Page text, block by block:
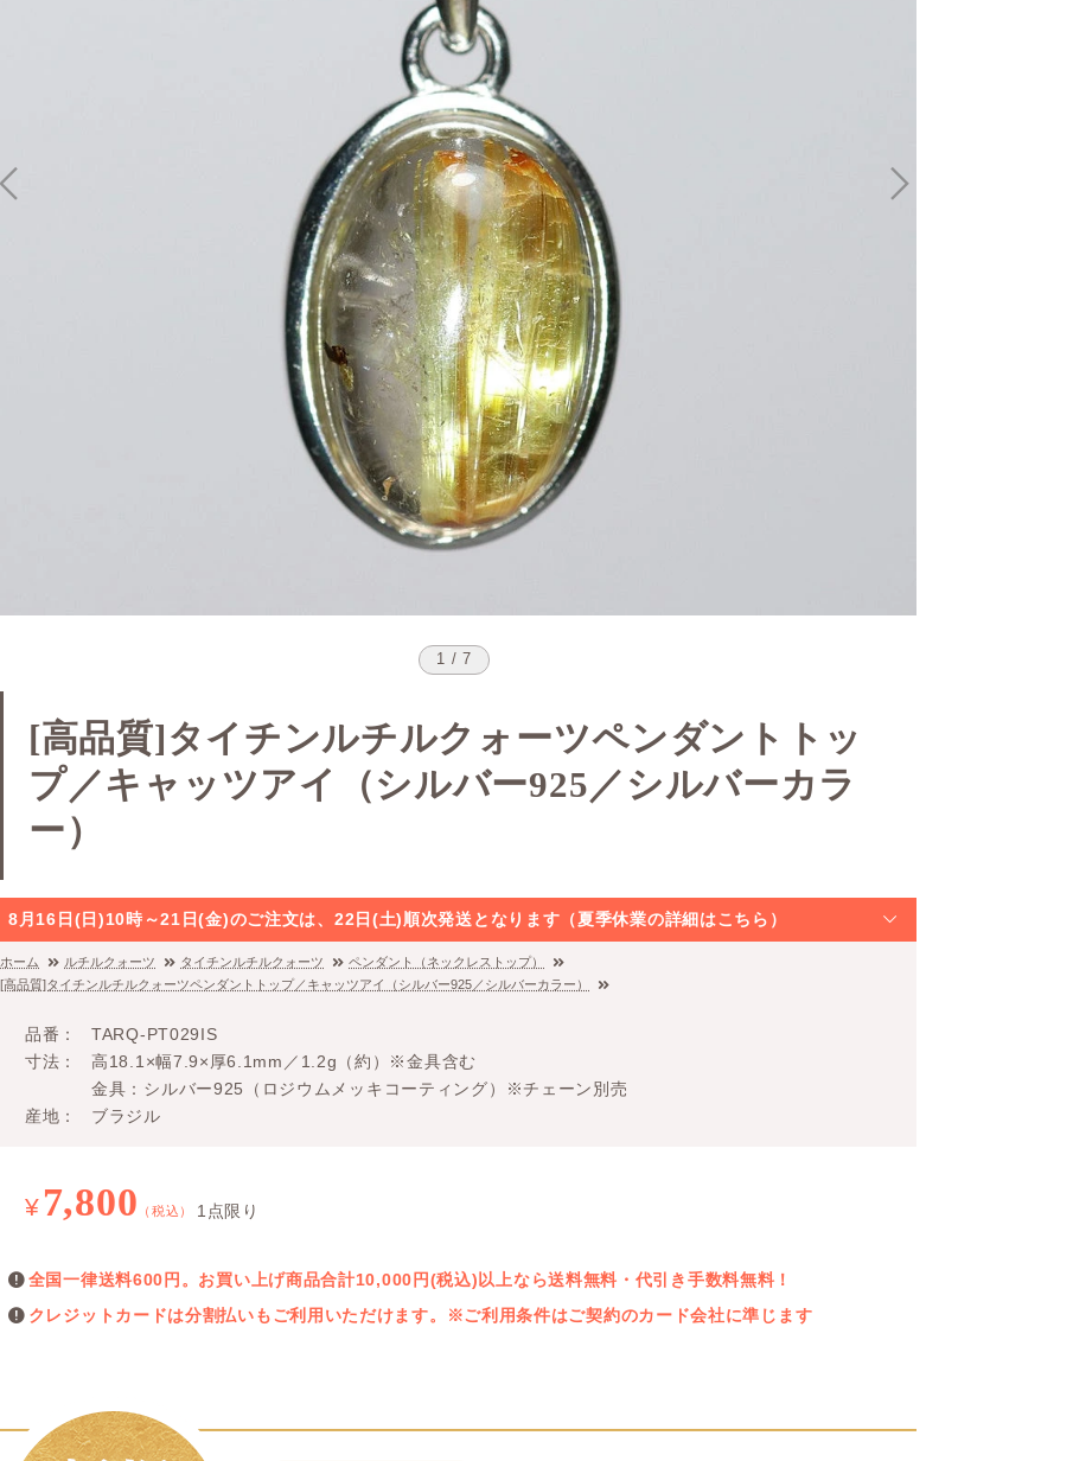
1 / 7
[高品質]タイチンルチルクォーツペンダントトッ
プ／キャッツアイ（シルバー925／シルバーカラ
ー）
8月16日(日)10時～21日(金)のご注文は、22日(土)順次発送となります（夏季休業の詳細はこちら）
ホーム ルチルクォーツ タイチンルチルクォーツ
ペンダント（ネックレストップ）
[高品質]タイチンルチルクォーツペンダントトップ／キャッツアイ（シルバー925／シルバーカラー）
品番
TARQ-PT029IS
寸法
高18.1×幅7.9×厚6.1mm／1.2g（約）※金具含む
金具：シルバー925（ロジウムメッキコーティング）※チェーン別売
産地
ブラジル
¥ 7,800 （税込） 1点限り
全国一律送料600円。お買い上げ商品合計10,000円(税込)以上なら送料無料・代引き手数料無料！
クレジットカードは分割払いもご利用いただけます。※ご利用条件はご契約のカード会社に準じます